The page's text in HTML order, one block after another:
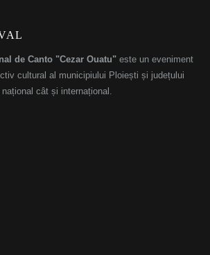
de Canto "Cezar Ouatu" este un eveniment
cultural al municipiului Ploiești și județului
cât și internațional.